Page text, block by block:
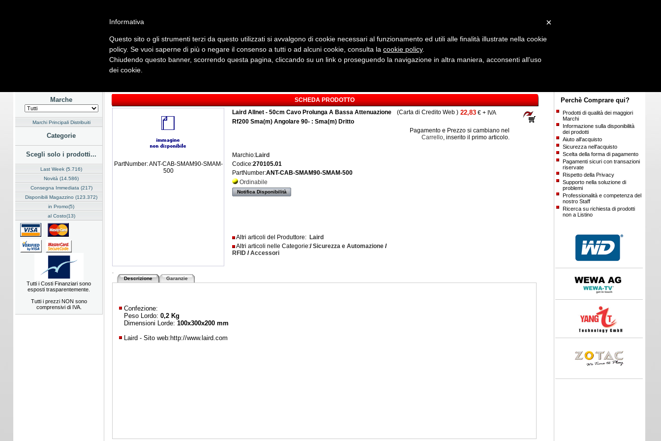
Dati Cliente Servizi Company
Cerca:
Fotografia Telefonia Audio Video Energia Sicurezza e Automazione Servizi
Robotica
Marche
Marchi Principali Distribuiti
Categorie
Scegli solo i prodotti...
Last Week (5.716)
Novità (14.586)
Consegna Immediata (217)
Disponibili Magazzino (123.372)
in Promo(5)
al Costo(13)
Tutti i Costi Finanziari sono
esposti trasparentemente.
Tutti i prezzi NON sono
comprensivi di IVA.
SCHEDA PRODOTTO
PartNumber: ANT-CAB-SMAM90-SMAM-
500
Laird Allnet - 50cm Cavo Prolunga A Bassa Attenuazione (Carta di Credito Web ) 22,83 € + IVA
Rf200 Sma(m) Angolare 90- : Sma(m) Dritto
Pagamento e Prezzo si cambiano nel
Carrello, inserito il primo articolo.
Marchio:Laird
Codice:270105.01
PartNumber:ANT-CAB-SMAM90-SMAM-500
Ordinabile
Notifica Disponibilità
Altri articoli del Produttore: Laird
Altri articoli nelle Categorie:/Sicurezza e Automazione /
RFID /Accessori
Descrizione Garanzie
Confezione:
Peso Lordo: 0,2 Kg
Dimensioni Lorde: 100x300x200 mm
Laird - Sito web: http://www.laird.com
Perchè Comprare qui?
Prodotti di qualità dei maggiori
Marchi
Informazione sulla disponibilità
dei prodotti
Aiuto all'acquisto
Sicurezza nell'acquisto
Scelta della forma di pagamento
Pagamenti sicuri con transazioni
riservate
Rispetto della Privacy
Supporto nella soluzione di
problemi
Professionalità e competenza del
nostro Staff
Ricerca su richiesta di prodotti
non a Listino
×
Informativa
Questo sito o gli strumenti terzi da questo utilizzati si avvalgono di cookie necessari al funzionamento ed utili alle finalità illustrate nella cookie
policy. Se vuoi saperne di più o negare il consenso a tutti o ad alcuni cookie, consulta la cookie policy.
Chiudendo questo banner, scorrendo questa pagina, cliccando su un link o proseguendo la navigazione in altra maniera, acconsenti all’uso
dei cookie.